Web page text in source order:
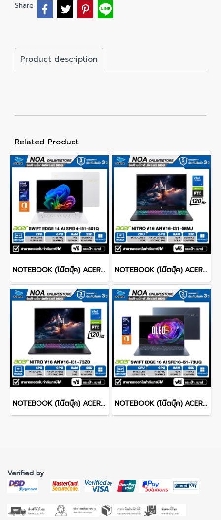
Share
Product description
Related Product
NOTEBOOK (โน๊ตบุ๊ค) ACER SWIFT EDGE 14 AI SFE14-I51-501Q 14-inch OLED 2.8K/CORE ULTRA 5 325/16GB/SSD 512GB/WINDOWS 11+MS OFFICE รับประกันซ่อมฟรีถึงบ้าน 3ปี NOTEBOOK (โน๊ตบุ๊ค) ACER NITRO V 16 ANV16-I31-58MJ 16-inch WUXGA/CORE 5 210H/16GB/SSD 512GB/RTX 5050/WINDOWS 11 รับประกันซ่อมฟรีถึงบ้าน 3ปี
NOTEBOOK (โน๊ตบุ๊ค) ACER NITRO V 16 ANV16-I31-73Z0 16-inch WUXGA/CORE 7 240H/16GB/SSD 1TB/RTX 5060/WINDOWS 11 รับประกันซ่อมฟรีถึงบ้าน 3ปี NOTEBOOK (โน๊ตบุ๊ค) ACER SWIFT EDGE 16 AI SFE16-I51-73UQ 16-inch OLED 2.8K /CORE ULTRA 7 355/16GB/SSD 1TB/WINDOWS 11+MS OFFICE รับประกันซ่อมฟรีถึงบ้าน 3ปี
Verified by